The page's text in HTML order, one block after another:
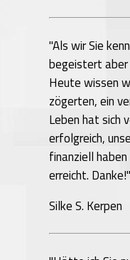
"Als wir Sie
begeistert aber
Heute wissen
zögerten, ein
Leben hat sich
erfolgreich,
finanziell
erreicht. Danke!"
Silke S. Kerpen